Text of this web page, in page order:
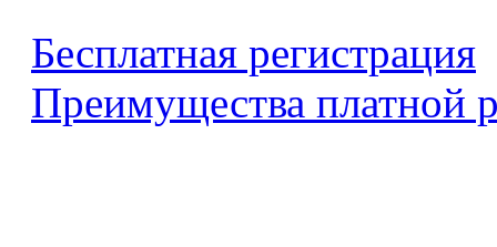
Бесплатная регистрация
Преимущества платной